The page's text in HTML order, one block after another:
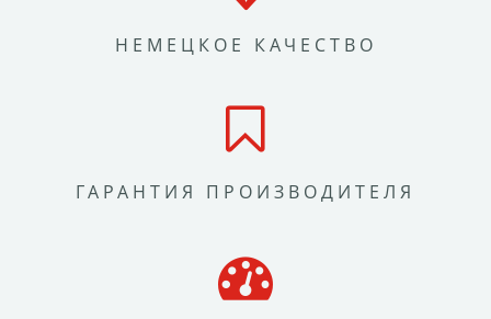
НЕМЕЦКОЕ КАЧЕСТВО
ГАРАНТИЯ ПРОИЗВОДИТЕЛЯ